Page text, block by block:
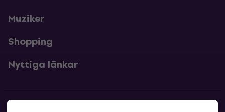
Muziker
Shopping
Nyttiga länkar